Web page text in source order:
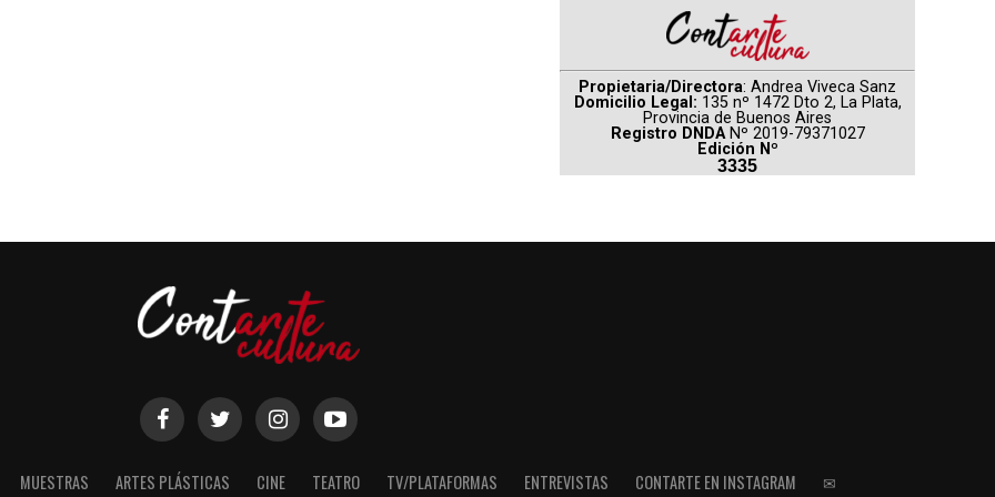
Propietaria/Directora: Andrea Viveca Sanz
Domicilio Legal: 135 nº 1472 Dto 2, La Plata,
Provincia de Buenos Aires
Registro DNDA Nº 2019-79371027
Edición Nº
3335
MUESTRAS ARTES PLÁSTICAS CINE TEATRO TV/PLATAFORMAS ENTREVISTAS CONTARTE EN INSTAGRAM ✉